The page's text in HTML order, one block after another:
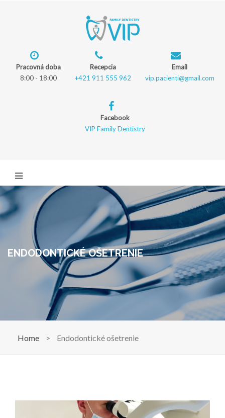
Pracovná doba
8:00 - 18:00
Recepcia
+421 911 555 962
Email
vip.pacienti@gmail.com
Facebook
VIP Family Dentistry
ENDODONTICKÉ OŠETRENIE
Home > Endodontické ošetrenie